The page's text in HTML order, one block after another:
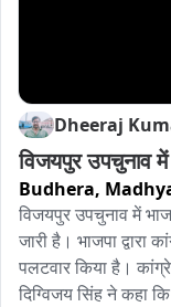
Dheeraj
विजयपुर उपचुनाव
Budhera,
विजयपुर उपचुनाव में
जारी है। भाजपा
पलटवार किया है।
दिग्विजय सिंह ने कहा